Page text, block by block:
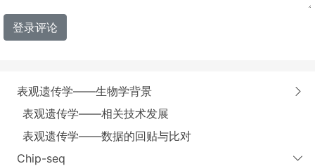
表观遗传学——生物学背景
表观遗传学——相关技术发展
表观遗传学——数据的回贴与比对
Chip-seq
登录评论